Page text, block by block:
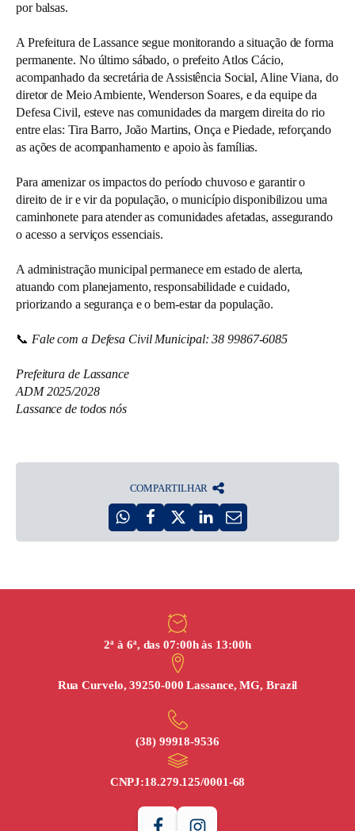
por balsas.
A Prefeitura de Lassance segue monitorando a situação de forma
permanente. No último sábado, o prefeito Atlos Cácio,
acompanhado da secretária de Assistência Social, Aline Viana, do
diretor de Meio Ambiente, Wenderson Soares, e da equipe da
Defesa Civil, esteve nas comunidades da margem direita do rio
entre elas: Tira Barro, João Martins, Onça e Piedade, reforçando
as ações de acompanhamento e apoio às famílias.
Para amenizar os impactos do período chuvoso e garantir o
direito de ir e vir da população, o município disponibilizou uma
caminhonete para atender as comunidades afetadas, assegurando
o acesso a serviços essenciais.
A administração municipal permanece em estado de alerta,
atuando com planejamento, responsabilidade e cuidado,
priorizando a segurança e o bem-estar da população.
📞 Fale com a Defesa Civil Municipal: 38 99867-6085
Prefeitura de Lassance
ADM 2025/2028
Lassance de todos nós
COMPARTILHAR
2ª à 6ª, das 07:00h às 13:00h
Rua Curvelo, 39250-000 Lassance, MG, Brazil
(38) 99918‑9536
CNPJ:18.279.125/0001-68